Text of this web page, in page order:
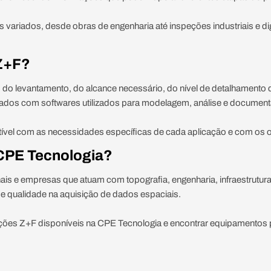
desde obras de engenharia até inspeções industriais e
levantamento, do alcance necessário, do nível de
com softwares utilizados para modelagem, análise e
com as necessidades específicas de cada aplicação e com os
Tecnologia?
e empresas que atuam com topografia, engenharia,
qualidade na aquisição de dados espaciais.
Z+F disponíveis na CPE Tecnologia e encontrar